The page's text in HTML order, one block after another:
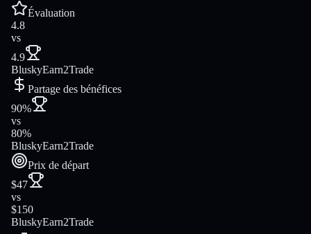
Évaluation
4.8
vs
4.9
BluskyEarn2Trade
Partage des bénéfices
90%
vs
80%
BluskyEarn2Trade
Prix de départ
$47
vs
$150
BluskyEarn2Trade